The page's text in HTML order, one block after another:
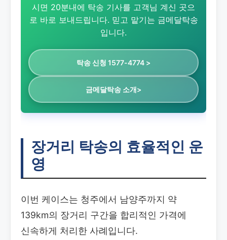
시면 20분내에 탁송 기사를 고객님 계신 곳으
로 바로 보내드립니다. 믿고 맡기는 금메달탁송
입니다.
탁송 신청 1577-4774 >
금메달탁송 소개>
장거리 탁송의 효율적인 운
영
이번 케이스는 청주에서 남양주까지 약
139km의 장거리 구간을 합리적인 가격에
신속하게 처리한 사례입니다.